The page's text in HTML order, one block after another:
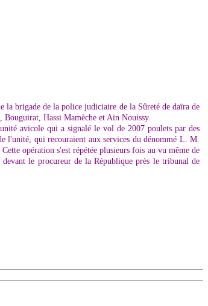
la brigade de la police judiciaire de la Sûreté de daïra de
, Bouguirat, Hassi Mamèche et Aïn Nouissy.
avicole qui a signalé le vol de 2007 poulets par des
l'unité, qui recouraient aux services du dénommé L. M.
opération s'est répétée plusieurs fois au vu même de
le procureur de la République près le tribunal de